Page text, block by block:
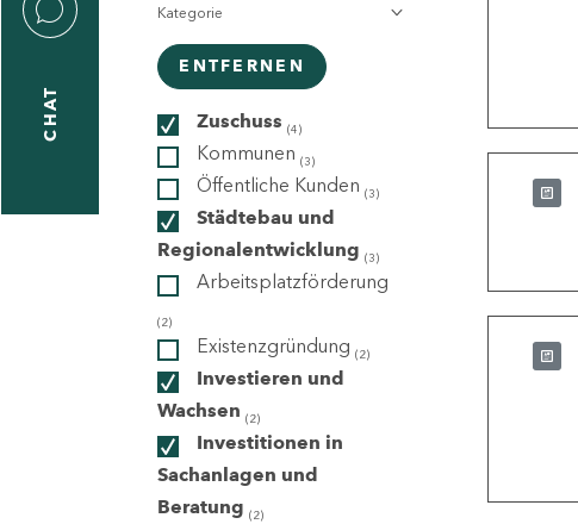
CHAT
Kategorie
ENTFERNEN
Zuschuss (4)
Kommunen (3)
Öffentliche Kunden (3)
Städtebau und
Regionalentwicklung (3)
Arbeitsplatzförderung
(2)
Existenzgründung (2)
Investieren und
Wachsen (2)
Investitionen in
Sachanlagen und
Beratung (2)